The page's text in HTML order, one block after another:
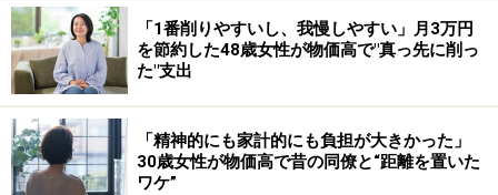
るはずです。
なぜかお金が貯まらない人の行動3：「収入
が少ないから」と思い込みがち
「収入が少ないから、どうせ貯金なんてムリ」と思い込
んでいませんか？
「1番削りやすいし、我慢しやすい」月3万円
を節約した48歳女性が物価高で"真っ先に削っ
た"支出
「精神的にも家計的にも負担が大きかった」
30歳女性が物価高で昔の同僚と“距離を置いた
ワケ”